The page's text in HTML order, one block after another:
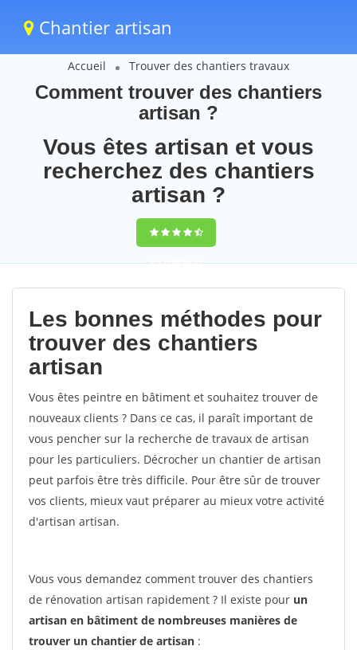
Chantier artisan
Accueil Trouver des chantiers travaux
Comment trouver des chantiers
artisan ?
Vous êtes artisan et vous
recherchez des chantiers
artisan ?
9,5(100%)51
votes
Les bonnes méthodes pour
trouver des chantiers
artisan
Vous êtes peintre en bâtiment et souhaitez trouver de
nouveaux clients ? Dans ce cas, il paraît important de
vous pencher sur la recherche de travaux de artisan
pour les particuliers. Décrocher un chantier de artisan
peut parfois être très difficile. Pour être sûr de trouver
vos clients, mieux vaut préparer au mieux votre activité
d'artisan artisan.
Vous vous demandez comment trouver des chantiers
de rénovation artisan rapidement ? Il existe pour un
artisan en bâtiment de nombreuses manières de
trouver un chantier de artisan :